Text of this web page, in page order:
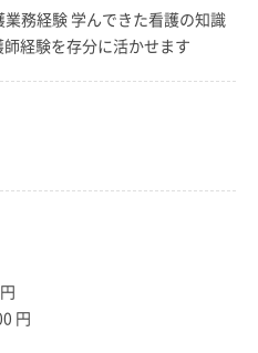
務経験 学んできた看護の知識
経験を存分に活かせます
円